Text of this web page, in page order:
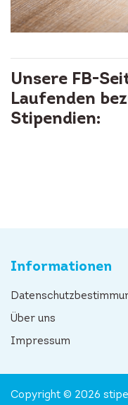
Unsere FB-
Laufenden
Stipendien:
Informationen
Über uns
Impressum
Copyright © 2026